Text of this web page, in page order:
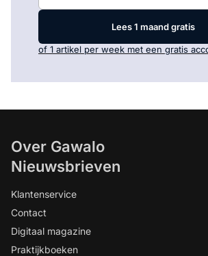
Lees 1 maand gratis
of 1 artikel per week met een gratis
Over Gawalo
Nieuwsbrieven
Klantenservice
Contact
Digitaal magazine
Praktijkboeken